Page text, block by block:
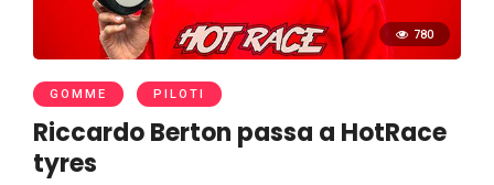
780
GOMME PILOTI
Riccardo Berton passa a HotRace
tyres